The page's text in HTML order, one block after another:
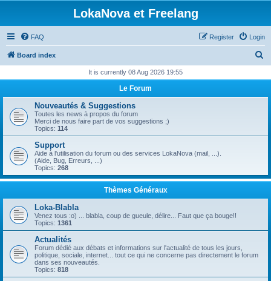
LokaNova et Freelang
FAQ Login
Register
Board index
r
It is currently 08 Aug 2026 19:55
Le Forum
Nouveautés & Suggestions
Toutes les news à propos du forum
Merci de nous faire part de vos suggestions ;)
Topics: 114
Support
Aide à l'utilisation du forum ou des services LokaNova (mail, ...).
(Aide, Bug, Erreurs, ...)
Topics: 268
Thèmes Généraux
Loka-Blabla
Venez tous :o) ... blabla, coup de gueule, délire... Faut que ça bouge!!
Topics: 1361
Actualités
Forum dédié aux débats et informations sur l'actualité de tous les jours,
politique, sociale, internet... tout ce qui ne concerne pas directement le forum
dans ses nouveautés.
Topics: 818